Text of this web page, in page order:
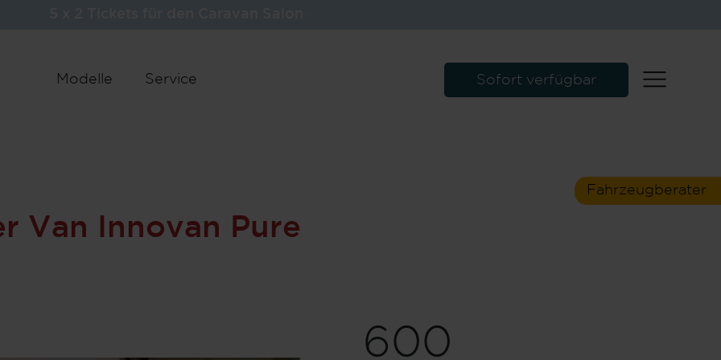
Modelle Service Sofort verfügbar
Fahrzeugberater
Van Innovan Pure
600
festgelegte Masse für
Sonderausstattung
Schritt 1 / 6